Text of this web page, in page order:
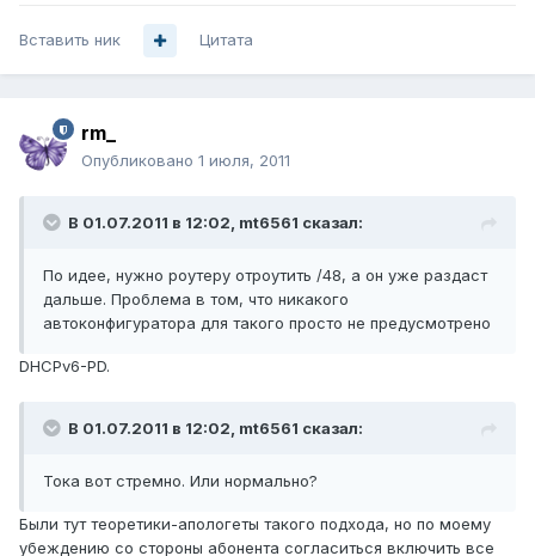
Вставить ник Цитата
rm_
Опубликовано 1 июля, 2011
В 01.07.2011 в 12:02, mt6561 сказал:
По идее, нужно роутеру отроутить /48, а он уже раздаст
дальше. Проблема в том, что никакого
автоконфигуратора для такого просто не предусмотрено
DHCPv6-PD.
В 01.07.2011 в 12:02, mt6561 сказал:
Тока вот стремно. Или нормально?
Были тут теоретики-апологеты такого подхода, но по моему
убеждению со стороны абонента согласиться включить все